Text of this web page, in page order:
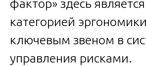
фактор» здесь
категорией
ключевым звеном в
управления рисками.